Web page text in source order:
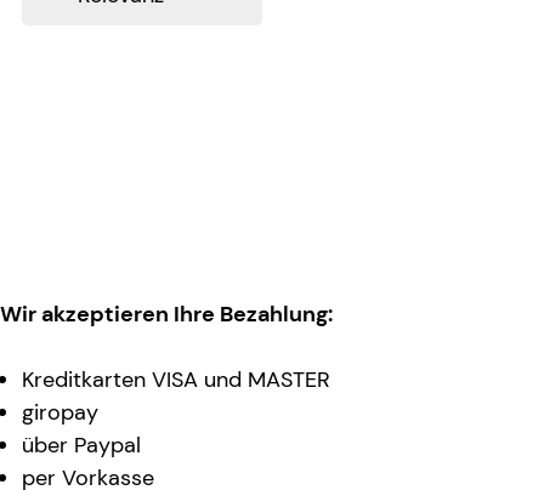
Wir akzeptieren Ihre Bezahlung:
Kreditkarten VISA und MASTER
giropay
über Paypal
per Vorkasse